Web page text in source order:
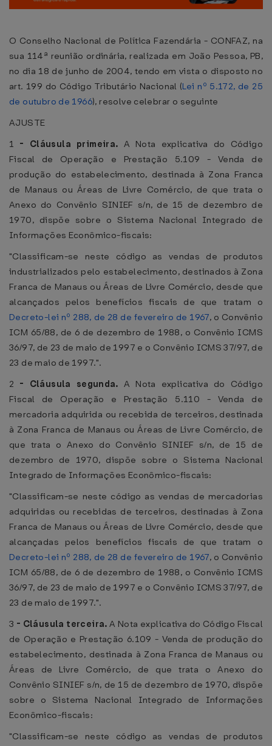
O Conselho Nacional de Política Fazendária - CONFAZ, na
sua 114ª reunião ordinária, realizada em João Pessoa, PB,
no dia 18 de junho de 2004, tendo em vista o disposto no
art. 199 do Código Tributário Nacional (Lei nº 5.172, de 25
de outubro de 1966), resolve celebrar o seguinte
AJUSTE
1 - Cláusula primeira. A Nota explicativa do Código
Fiscal de Operação e Prestação 5.109 - Venda de
produção do estabelecimento, destinada à Zona Franca
de Manaus ou Áreas de Livre Comércio, de que trata o
Anexo do Convênio SINIEF s/n, de 15 de dezembro de
1970, dispõe sobre o Sistema Nacional Integrado de
Informações Econômico-fiscais:
"Classificam-se neste código as vendas de produtos
industrializados pelo estabelecimento, destinados à Zona
Franca de Manaus ou Áreas de Livre Comércio, desde que
alcançados pelos benefícios fiscais de que tratam o
Decreto-lei nº 288, de 28 de fevereiro de 1967, o Convênio
ICM 65/88, de 6 de dezembro de 1988, o Convênio ICMS
36/97, de 23 de maio de 1997 e o Convênio ICMS 37/97, de
23 de maio de 1997.".
2 - Cláusula segunda. A Nota explicativa do Código
Fiscal de Operação e Prestação 5.110 - Venda de
mercadoria adquirida ou recebida de terceiros, destinada
à Zona Franca de Manaus ou Áreas de Livre Comércio, de
que trata o Anexo do Convênio SINIEF s/n, de 15 de
dezembro de 1970, dispõe sobre o Sistema Nacional
Integrado de Informações Econômico-fiscais:
"Classificam-se neste código as vendas de mercadorias
adquiridas ou recebidas de terceiros, destinadas à Zona
Franca de Manaus ou Áreas de Livre Comércio, desde que
alcançadas pelos benefícios fiscais de que tratam o
Decreto-lei nº 288, de 28 de fevereiro de 1967, o Convênio
ICM 65/88, de 6 de dezembro de 1988, o Convênio ICMS
36/97, de 23 de maio de 1997 e o Convênio ICMS 37/97, de
23 de maio de 1997.".
3 - Cláusula terceira.A Nota explicativa do Código Fiscal
de Operação e Prestação 6.109 - Venda de produção do
estabelecimento, destinada à Zona Franca de Manaus ou
Áreas de Livre Comércio, de que trata o Anexo do
Convênio SINIEF s/n, de 15 de dezembro de 1970, dispõe
sobre o Sistema Nacional Integrado de Informações
Econômico-fiscais:
"Classificam-se neste código as vendas de produtos